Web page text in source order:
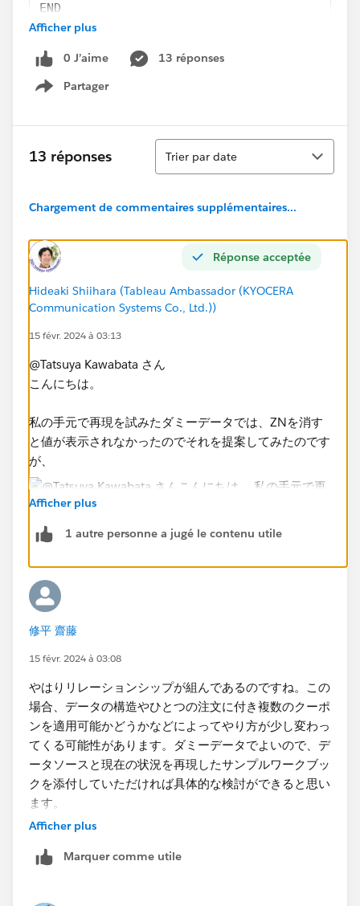
END
クーポンの場合、0にしています。
​そして、最終的にprice_税抜き、商品券込み（H列）に
以下の数式で合計金額を出したのですが、、、
何らかのクーポンを利用した人に関しては正しく計算さ
れるのですが、黄色いセルのところのようなクーポン類
を利用してない方に関しては、表示されなくなってしま
います。
私のイメージとしては、例えば5行目（​member ID：
11112）に関してはG列がnullであれば（28,800＋
1,100）/1.1=27,181になると思うのですが、何故かな
長文となってしまい申し訳ございませんが、ご教示の程
よろしくお願い致します。​
Afficher plus
0 J’aime
13 réponses
Partager
Show menu
13 réponses
Tri
Trier par date
Chargement de commentaires supplémentaires...
Réponse acceptée
Hideaki Shiihara (Tableau Ambassador (KYOCERA
Communication Systems Co., Ltd.))
15 févr. 2024 à 03:13
@Tatsuya Kawabata さん
こんにちは。
私の手元で再現を試みたダミーデータでは、ZNを消す
と値が表示されなかったのでそれを提案してみたのです
が、
しているのですね。。。
ちなみに、もしお時間ありましたら以下も試してみてく
ださい。
個々のカラムを先に集計する式にしました。
(こちらでリレーションシップを試しに部分的に再現し
たところ、確かに元の式ではNULLのままで、 以下にす
ると表示できました。商品券フラグだけ別データからリ
レーションにて)
(zn(sum([Price Payment]))+zn(sum([Price
Afficher plus
1 autre personne a jugé le contenu utile
修平 齋藤
15 févr. 2024 à 03:08
やはりリレーションシップが組んであるのですね。この
場合、データの構造やひとつの注文に付き複数のクーポ
ンを適用可能かどうかなどによってやり方が少し変わっ
てくる可能性があります。ダミーデータでよいので、デ
ータソースと現在の状況を再現したサンプルワークブッ
クを添付していただければ具体的な検討ができると思い
ます。
Afficher plus
Marquer comme utile